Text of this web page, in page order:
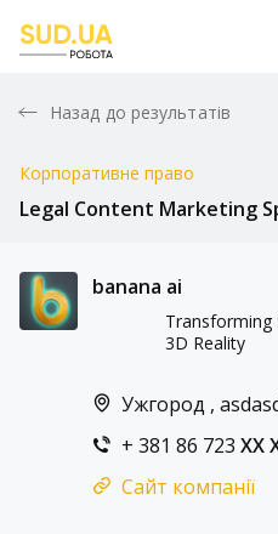
Назад до результатів
Корпоративне право
Legal Content Marketing
banana ai
Transforming
3D Reality
Ужгород ,
+ 381 86 723 XX
Сайт компанії